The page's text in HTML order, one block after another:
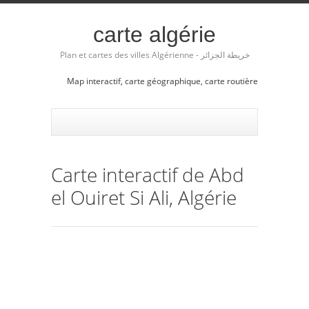
carte algérie
Plan et cartes des villes Algérienne - خريطة الجزائر
Map interactif, carte géographique, carte routière
Carte interactif de Abd
el Ouiret Si Ali, Algérie